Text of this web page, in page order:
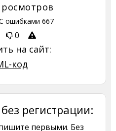
ошибками 667
0
на сайт:
код
регистрации:
первыми. Без